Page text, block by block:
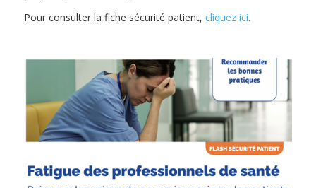
Pour consulter la fiche sécurité patient, cliquez ici.